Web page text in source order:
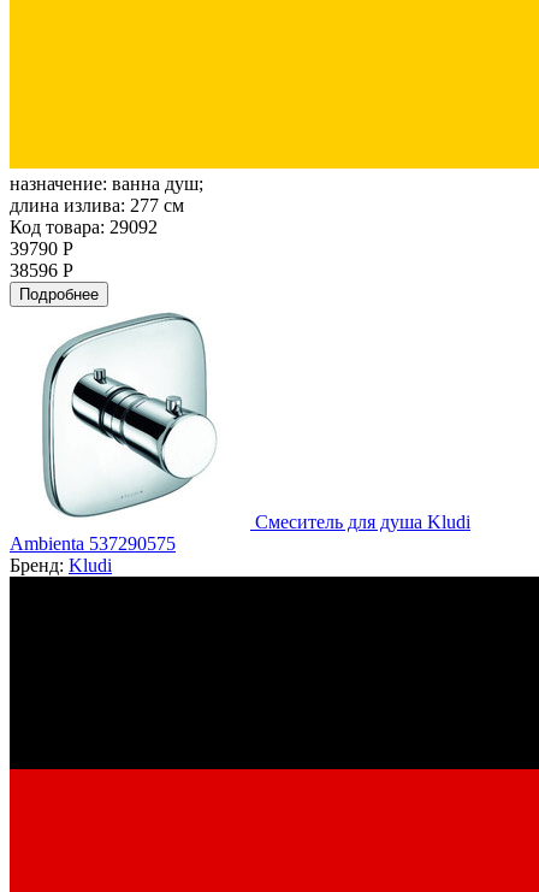
назначение: ванна душ;
длина излива: 277 см
Код товара: 29092
39790 Р
38596 Р
Подробнее
Смеситель для душа Kludi
Ambienta 537290575
Бренд: Kludi